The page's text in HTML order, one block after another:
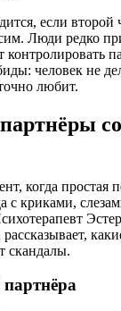
если второй
Люди редко
контролировать
человек не
любит.
когда простая
с криками,
скандалы.